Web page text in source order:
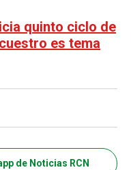
quinto ciclo de
es tema
de Noticias RCN